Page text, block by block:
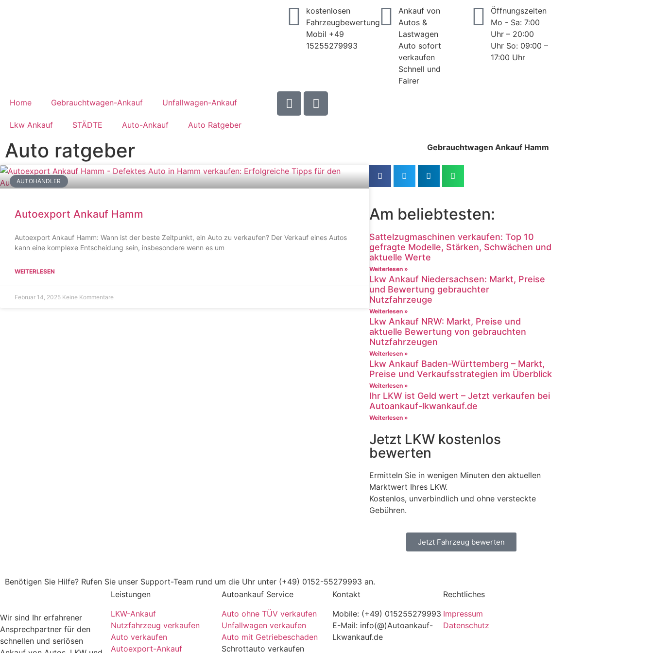
kostenlosen
Fahrzeugbewertung
Mobil +49
15255279993
Ankauf von
Autos &
Lastwagen
Auto sofort
verkaufen
Schnell und
Fairer
Öffnungszeiten
Mo - Sa: 7:00
Uhr – 20:00
Uhr So: 09:00 –
17:00 Uhr
Home Gebrauchtwagen-Ankauf Unfallwagen-Ankauf
Lkw Ankauf STÄDTE Auto-Ankauf Auto Ratgeber
Auto ratgeber Gebrauchtwagen Ankauf Hamm
AUTOHÄNDLER
Autoexport Ankauf Hamm
Autoexport Ankauf Hamm: Wann ist der beste Zeitpunkt, ein Auto zu verkaufen? Der Verkauf eines Autos
kann eine komplexe Entscheidung sein, insbesondere wenn es um
WEITERLESEN
Februar 14, 2025 Keine Kommentare
Am beliebtesten:
Sattelzugmaschinen verkaufen: Top 10
gefragte Modelle, Stärken, Schwächen und
aktuelle Werte
Weiterlesen »
Lkw Ankauf Niedersachsen: Markt, Preise
und Bewertung gebrauchter
Nutzfahrzeuge
Weiterlesen »
Lkw Ankauf NRW: Markt, Preise und
aktuelle Bewertung von gebrauchten
Nutzfahrzeugen
Weiterlesen »
Lkw Ankauf Baden-Württemberg – Markt,
Preise und Verkaufsstrategien im Überblick
Weiterlesen »
Ihr LKW ist Geld wert – Jetzt verkaufen bei
Autoankauf-lkwankauf.de
Weiterlesen »
Jetzt LKW kostenlos
bewerten
Ermitteln Sie in wenigen Minuten den aktuellen
Marktwert Ihres LKW.
Kostenlos, unverbindlich und ohne versteckte
Gebühren.
Jetzt Fahrzeug bewerten
Benötigen Sie Hilfe? Rufen Sie unser Support-Team rund um die Uhr unter (+49) 0152-55279993 an.
Wir sind Ihr erfahrener
Ansprechpartner für den
schnellen und seriösen
Leistungen
LKW-Ankauf
Nutzfahrzeug verkaufen
Auto verkaufen
Autoexport-Ankauf
Autoankauf Service
Auto ohne TÜV verkaufen
Unfallwagen verkaufen
Auto mit Getriebeschaden
Schrottauto verkaufen
Kontakt
Mobile: (+49) 015255279993
E-Mail: info(@)Autoankauf-
Lkwankauf.de
Rechtliches
Impressum
Datenschutz